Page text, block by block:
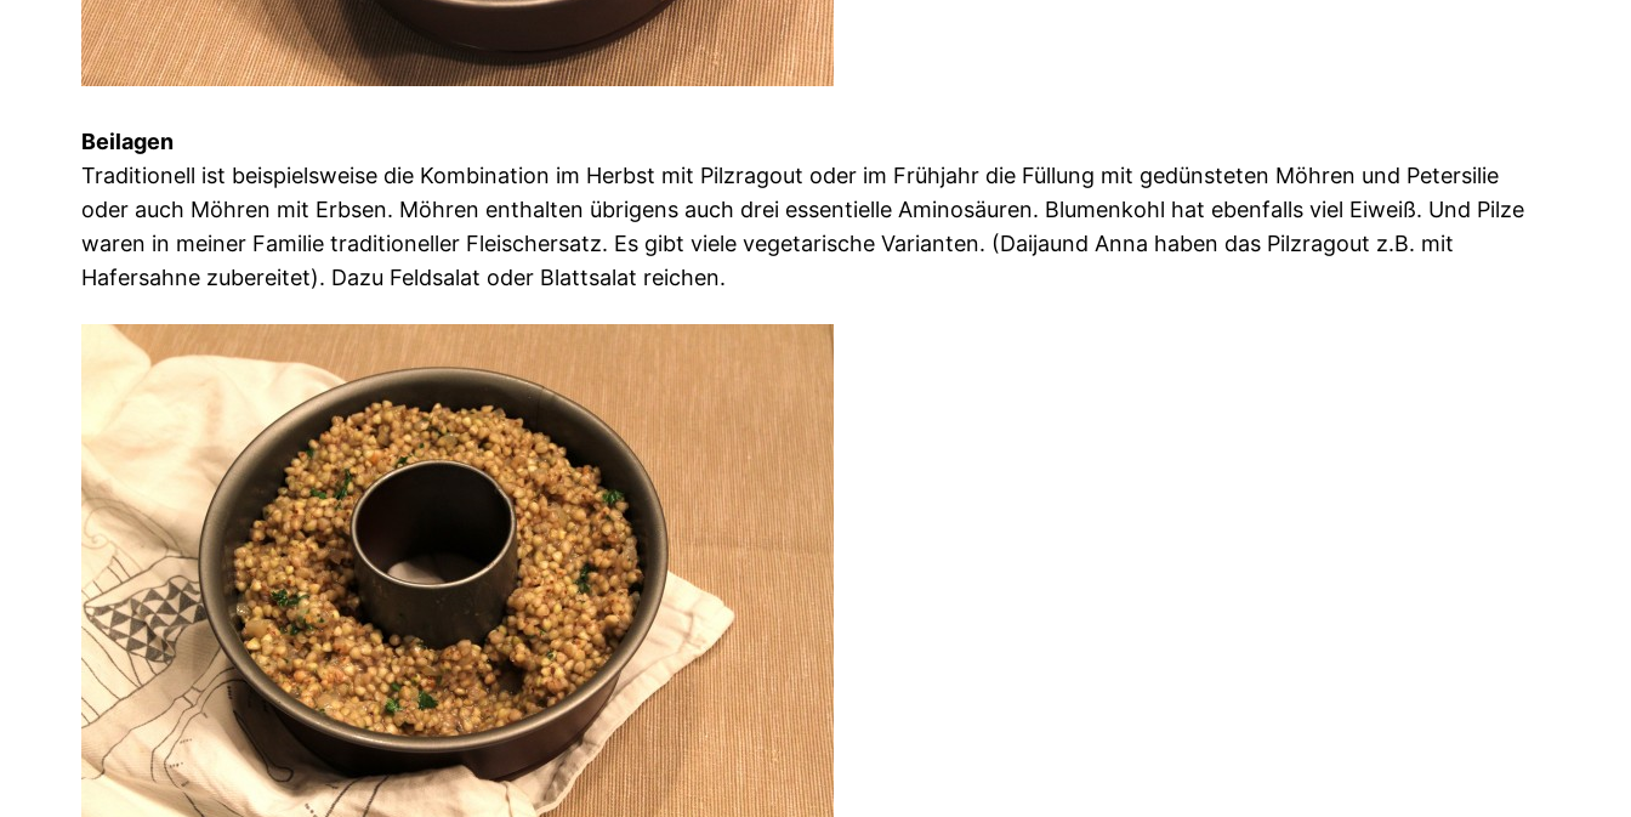
Beilagen
Traditionell ist beispielsweise die Kombination im Herbst mit Pilzragout oder im Frühjahr die Füllung mit gedünsteten Möhren und Petersilie
oder auch Möhren mit Erbsen. Möhren enthalten übrigens auch drei essentielle Aminosäuren. Blumenkohl hat ebenfalls viel Eiweiß. Und Pilze
waren in meiner Familie traditioneller Fleischersatz. Es gibt viele vegetarische Varianten. (Daijaund Anna haben das Pilzragout z.B. mit
Hafersahne zubereitet). Dazu Feldsalat oder Blattsalat reichen.